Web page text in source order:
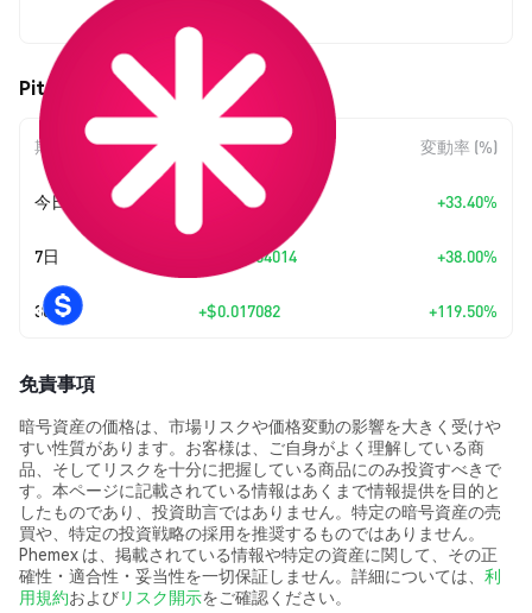
$0.031377
Piteas (PTS) の価格変動
期間 金額変動 変動率 (%)
今日 $0.0078561 +33.40%
7日 $0.00864014 +38.00%
30日 +$0.017082 +119.50%
免責事項
暗号資産の価格は、市場リスクや価格変動の影響を大きく受けや
すい性質があります。お客様は、ご自身がよく理解している商
品、そしてリスクを十分に把握している商品にのみ投資すべきで
す。本ページに記載されている情報はあくまで情報提供を目的と
したものであり、投資助言ではありません。特定の暗号資産の売
買や、特定の投資戦略の採用を推奨するものではありません。
Phemex は、掲載されている情報や特定の資産に関して、その正
確性・適合性・妥当性を一切保証しません。詳細については、 利
用規約およびリスク開示をご確認ください。